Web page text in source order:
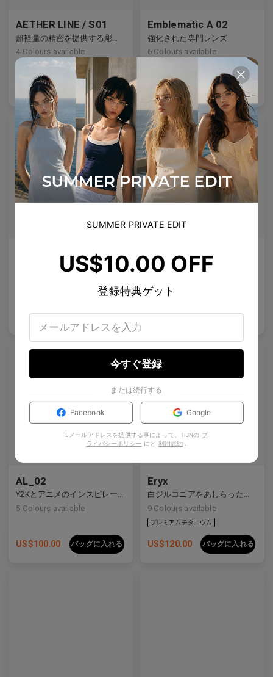
AETHER LINE / S01
4 Colours available
プレミアムチタニウム
US$120.00 バッグに入れる
Emblematic A 02
強化された専門レンズ
6 Colours available
US$100.00 バッグに入れる
どんな顔にも適した微妙なリフト、より良いフィット感 — あらゆる顔に対応する柔軟性。
US$120.00 バッグに入れる
Rin
US$80.00 バッグに入れる
AL_02
Y2Kとアニメのインスピレーションを受けたディテールを備えた洗練されたハーフリムデザイン。
5 Colours available
US$100.00 バッグに入れる
Eryx
白ジルコニアをあしらったプレミアムチタンの長方形フレームは、前衛的なデザインと強烈な輝きを見せています。
9 Colours available
US$120.00 バッグに入れる
SUMMER PRIVATE EDIT
US$10.00 OFF
登録特典ゲット
今すぐ登録
または続行する
Facebook Google
Eメールアドレスを提供する事によって、TIJNの プ
ライバシーポリシー にと 利用規約